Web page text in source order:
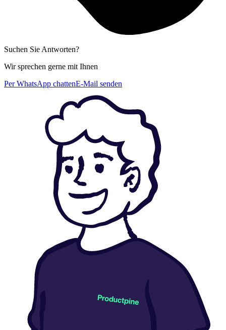
Suchen Sie Antworten?
Wir sprechen gerne mit Ihnen
Per WhatsApp chattenE-Mail senden